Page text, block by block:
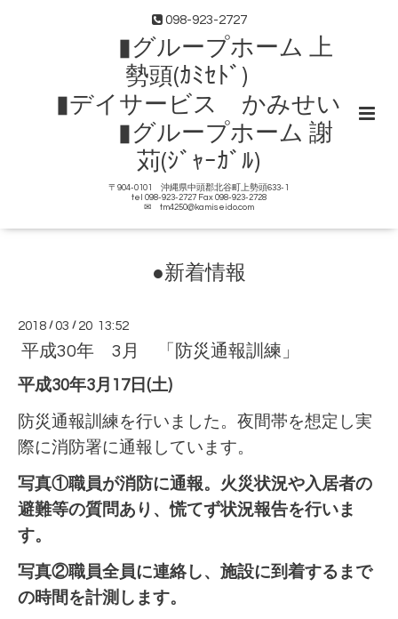
098-923-2727
▮グループホーム 上
勢頭(ｶﾐｾﾄﾞ)
▮デイサービス かみせい
▮グループホーム 謝
苅(ｼﾞｬｰｶﾞﾙ)
〒904-0101 沖縄県中頭郡北谷町上勢頭633-1
tel 098-923-2727 Fax 098-923-2728
✉ tm4250@kamiseido.com
●新着情報
2018 /03 / 20 13:52
平成30年 3月 「防災通報訓練」
平成30年3月17日(土)
防災通報訓練を行いました。夜間帯を想定し実
際に消防署に通報しています。
写真①職員が消防に通報。火災状況や入居者の
避難等の質問あり、慌てず状況報告を行いま
す。
写真②職員全員に連絡し、施設に到着するまで
の時間を計測します。